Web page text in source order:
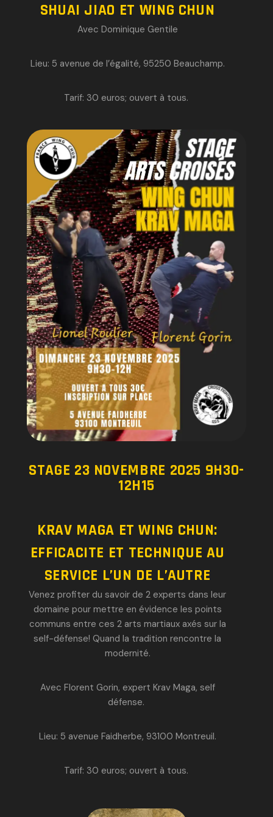
SHUAI JIAO ET WING CHUN
Avec Dominique Gentile
Lieu: 5 avenue de l’égalité, 95250 Beauchamp.
Tarif: 30 euros; ouvert à tous.
STAGE 23 NOVEMBRE 2025 9H30-
12H15
KRAV MAGA ET WING CHUN:
EFFICACITE ET TECHNIQUE AU
SERVICE L’UN DE L’AUTRE
Venez profiter du savoir de 2 experts dans leur
domaine pour mettre en évidence les points
communs entre ces 2 arts martiaux axés sur la
self-défense! Quand la tradition rencontre la
modernité.
Avec Florent Gorin, expert Krav Maga, self
défense.
Lieu: 5 avenue Faidherbe, 93100 Montreuil.
Tarif: 30 euros; ouvert à tous.